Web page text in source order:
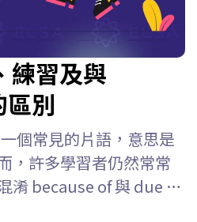
練習及與
別
個常見的片語，意思是
，許多學習者仍然常常
淆 because of 與 due to
幫助你清楚理解什麼是